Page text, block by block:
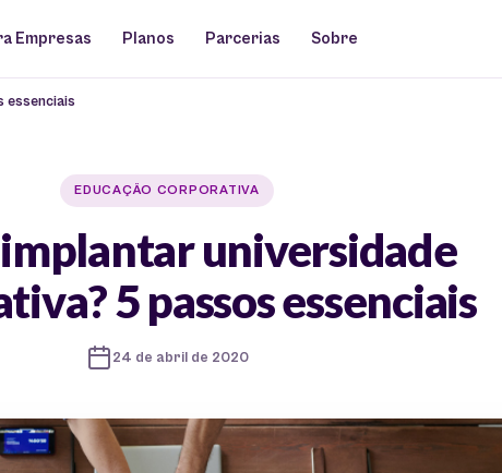
Empresas Planos Parcerias Sobre
essenciais
EDUCAÇÃO CORPORATIVA
universidade
5 passos essenciais
24 de abril de 2020